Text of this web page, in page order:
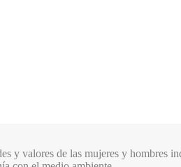
y valores de las mujeres y hombres